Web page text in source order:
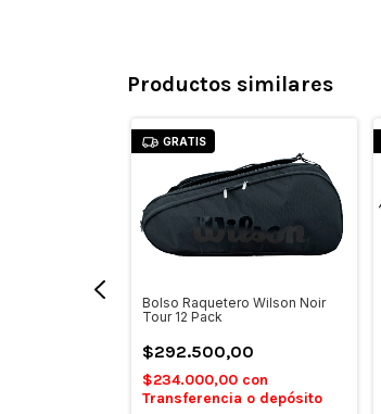
Productos similares
GRATIS
Bolso Raquetero Wilson Noir
Tour 12 Pack
$292.500,00
$234.000,00 con
Transferencia o depósito